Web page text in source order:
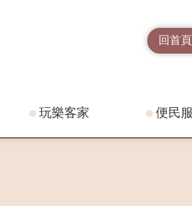
回首頁
玩樂客家 便民